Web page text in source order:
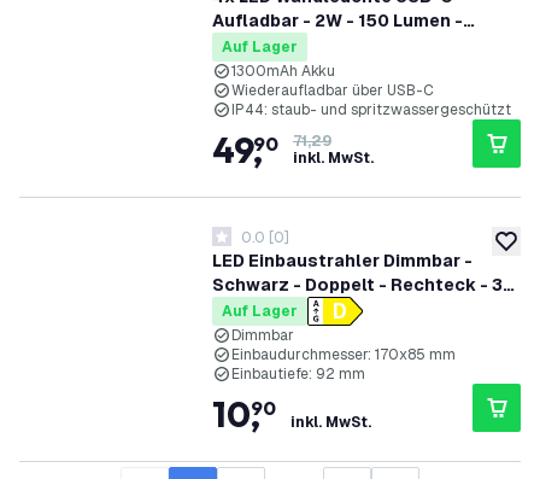
Aufladbar - 2W - 150 Lumen -
2700K - IP44 - Kabellos - 1300
mAh Akku - Aluminium - Schwarz
Auf Lager
1300mAh Akku
Wiederaufladbar über USB-C
IP44: staub- und spritzwassergeschützt
49,
90
71,29
inkl. MwSt.
zur
LED Einbaustrahler Dimmbar -
Schwarz - Doppelt - Rechteck - 3W
- 2700K - 345 Lumen - 185x100mm
0 Bewertungssterne
0.0 [0]
Auf Lager
Dimmbar
Einbaudurchmesser: 170x85 mm
Einbautiefe: 92 mm
10,
90
inkl. MwSt.